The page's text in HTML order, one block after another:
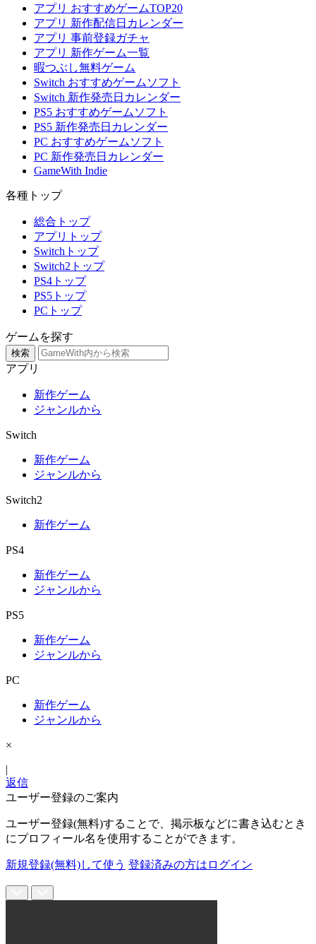
アプリ おすすめゲームTOP20
アプリ 新作配信日カレンダー
アプリ 事前登録ガチャ
アプリ 新作ゲーム一覧
暇つぶし無料ゲーム
Switch おすすめゲームソフト
Switch 新作発売日カレンダー
PS5 おすすめゲームソフト
PS5 新作発売日カレンダー
PC おすすめゲームソフト
PC 新作発売日カレンダー
GameWith Indie
各種トップ
総合トップ
アプリトップ
Switchトップ
Switch2トップ
PS4トップ
PS5トップ
PCトップ
ゲームを探す
検索
アプリ
新作ゲーム
ジャンルから
Switch
新作ゲーム
ジャンルから
Switch2
新作ゲーム
PS4
新作ゲーム
ジャンルから
PS5
新作ゲーム
ジャンルから
PC
新作ゲーム
ジャンルから
×
|
返信
ユーザー登録のご案内
ユーザー登録(無料)することで、掲示板などに書き込むとき
にプロフィール名を使用することができます。
新規登録(無料)して使う 登録済みの方はログイン